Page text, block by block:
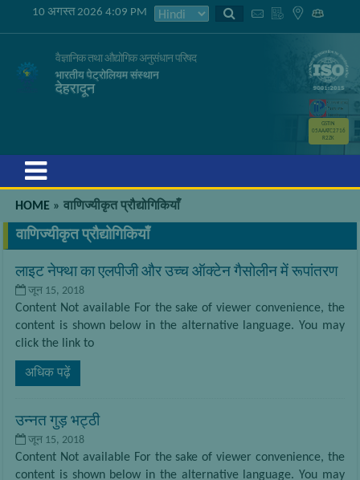
10 अगस्त 2026 4:09 PM
वैज्ञानिक तथा औद्योगिक अनुसंधान परिषद
भारतीय पेट्रोलियम संस्थान
देहरादून
GSTIN
05AAATC2716
R2ZK
HOME »वाणिज्यीकृत प्रौद्योगिकियाँ
वाणिज्यीकृत प्रौद्योगिकियाँ
लाइट नेफ्था का एलपीजी और उच्च ऑक्टेन गैसोलीन में रूपांतरण
जून 15, 2018
Content Not available For the sake of viewer convenience, the
content is shown below in the alternative language. You may
click the link to
अधिक पढ़ें
उन्नत गुड़ भट्ठी
जून 15, 2018
Content Not available For the sake of viewer convenience, the
content is shown below in the alternative language. You may